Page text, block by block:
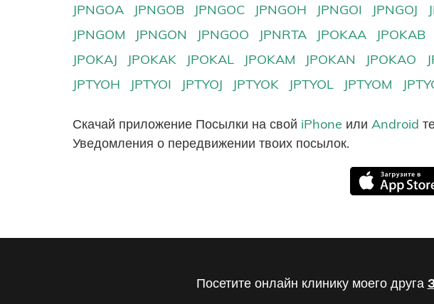
JPNGOA
JPNGOB JPNGOC JPNGOH JPNGOI JPNGOJ
JPNGOM
JPNGON JPNGOO JPNRTA JPOKAA JPOKAB
JPOKAJ
JPOKAK JPOKAL JPOKAM JPOKAN JPOKAO
JPTYOH
JPTYOI JPTYOJ JPTYOK JPTYOL JPTYOM
Скачай приложение Посылки на свой iPhone или Android
Уведомления о передвижении твоих посылок.
Посетите онлайн клинику моего друга